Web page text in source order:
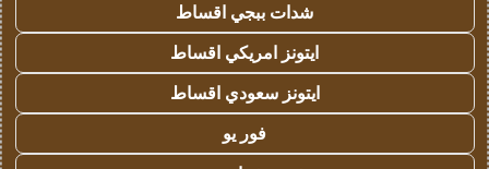
شدات ببجي اقساط
ايتونز امريكي اقساط
ايتونز سعودي اقساط
فور يو